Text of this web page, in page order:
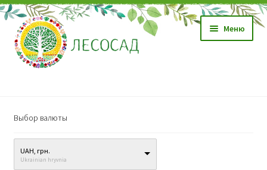
Перейти
к
навигации
Перейти
к
содержимому
Меню
Саженцы
Семена
Выбор валюты
UAH, грн.
Ukrainian hryvnia